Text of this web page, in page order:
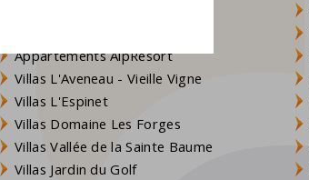
Appartements AlpResort
Villas L'Aveneau - Vieille Vigne
Villas L'Espinet
Villas Domaine Les Forges
Villas Vallée de la Sainte Baume
Villas Jardin du Golf